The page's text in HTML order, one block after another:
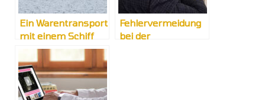
Ein Warentransport
mit einem Schiff
Fehlervermeidung
bei der